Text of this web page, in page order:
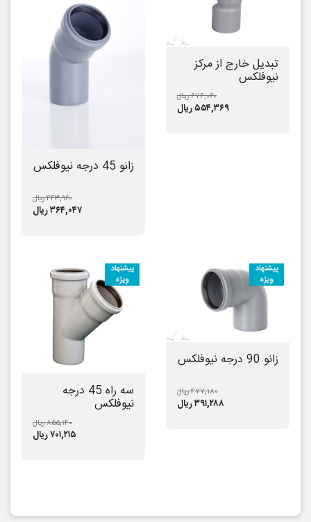
تبدیل خارج از مرکز
نیوفلکس
۶۷۶,۰۶۰ ریال
۵۵۴,۳۶۹ ریال
زانو 45 درجه نیوفلکس
۴۴۳,۹۶۰ ریال
۳۶۴,۰۴۷ ریال
پیشنهاد
ویژه
زانو 90 درجه نیوفلکس
۴۷۷,۱۸۰ ریال
۳۹۱,۲۸۸ ریال
پیشنهاد
ویژه
سه راه 45 درجه
نیوفلکس
۸۵۵,۱۴۰ ریال
۷۰۱,۲۱۵ ریال